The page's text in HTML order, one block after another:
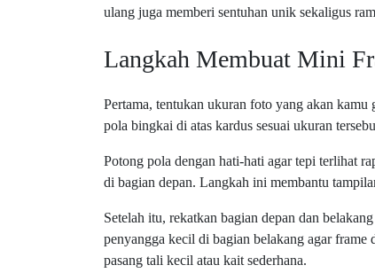
ulang juga memberi sentuhan unik sekaligus
Langkah Membuat Mini
Pertama, tentukan ukuran foto yang akan
pola bingkai di atas kardus sesuai ukuran
Potong pola dengan hati-hati agar tepi terlihat
di bagian depan. Langkah ini membantu
Setelah itu, rekatkan bagian depan dan
penyangga kecil di bagian belakang agar
pasang tali kecil atau kait sederhana.